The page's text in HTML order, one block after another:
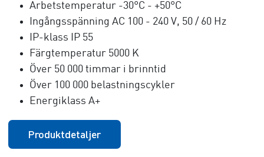
Arbetstemperatur -30°C - +50°C
Ingångsspänning AC 100 - 240 V, 50 / 60 Hz
IP-klass IP 55
Färgtemperatur 5000 K
Över 50 000 timmar i brinntid
Över 100 000 belastningscykler
Energiklass A+
Produktdetaljer